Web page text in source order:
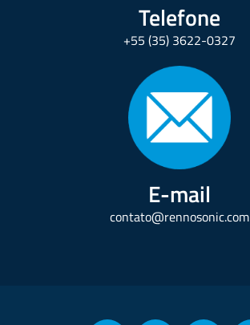
Telefone
+55 (35) 3622-0327
E-mail
contato@rennosonic.com